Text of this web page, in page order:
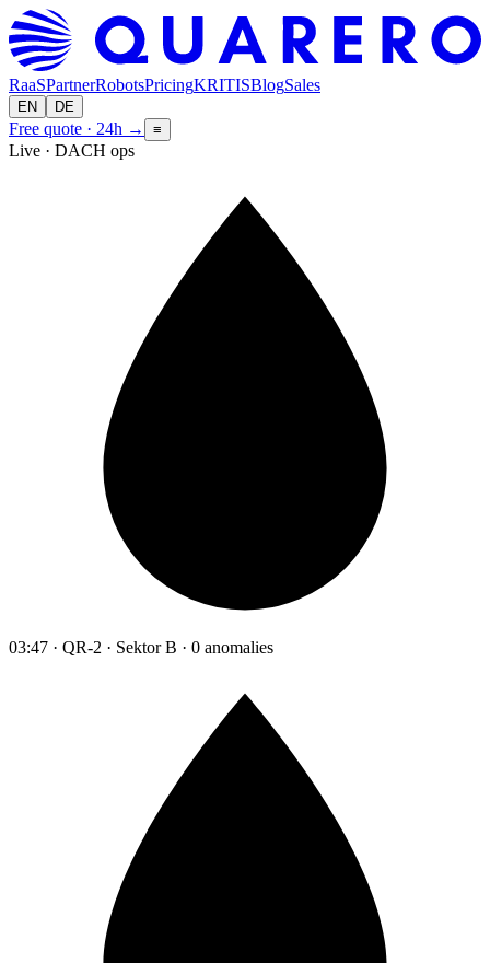
RaaSPartnerRobotsPricingKRITISBlogSales
EN DE
Free quote · 24h → ≡
Live · DACH ops
03:47 · QR-2 · Sektor B · 0 anomalies